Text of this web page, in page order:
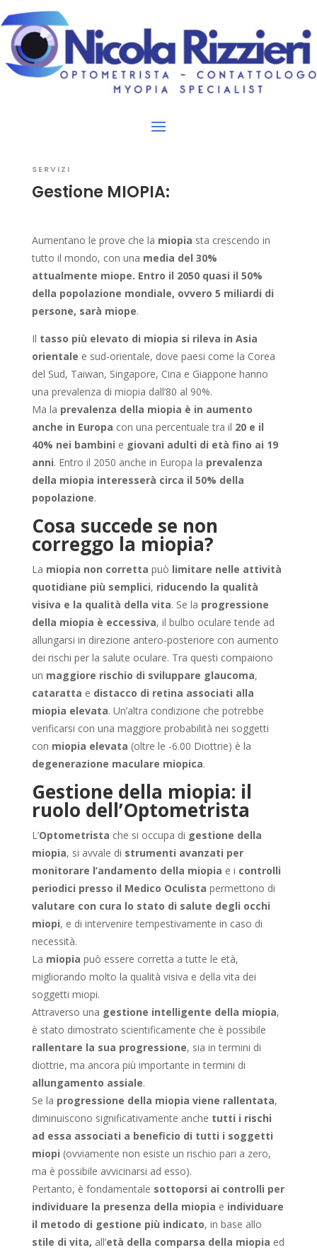
SERVIZI
Gestione MIOPIA:
Aumentano le prove che la miopia sta crescendo in
tutto il mondo, con una media del 30%
attualmente miope. Entro il 2050 quasi il 50%
della popolazione mondiale, ovvero 5 miliardi di
persone, sarà miope.
Il tasso più elevato di miopia si rileva in Asia
orientale e sud-orientale, dove paesi come la Corea
del Sud, Taiwan, Singapore, Cina e Giappone hanno
una prevalenza di miopia dall’80 al 90%.
Ma la prevalenza della miopia è in aumento
anche in Europa con una percentuale tra il 20 e il
40% nei bambini e giovani adulti di età fino ai 19
anni. Entro il 2050 anche in Europa la prevalenza
della miopia interesserà circa il 50% della
popolazione.
Cosa succede se non
correggo la miopia?
La miopia non corretta può limitare nelle attività
quotidiane più semplici, riducendo la qualità
visiva e la qualità della vita. Se la progressione
della miopia è eccessiva, il bulbo oculare tende ad
allungarsi in direzione antero-posteriore con aumento
dei rischi per la salute oculare. Tra questi compaiono
un maggiore rischio di sviluppare glaucoma,
cataratta e distacco di retina associati alla
miopia elevata. Un’altra condizione che potrebbe
verificarsi con una maggiore probabilità nei soggetti
con miopia elevata (oltre le -6.00 Diottrie) è la
degenerazione maculare miopica.
Gestione della miopia: il
ruolo dell’Optometrista
L’Optometrista che si occupa di gestione della
miopia, si avvale di strumenti avanzati per
monitorare l’andamento della miopia e i controlli
periodici presso il Medico Oculista permettono di
valutare con cura lo stato di salute degli occhi
miopi, e di intervenire tempestivamente in caso di
necessità.
La miopia può essere corretta a tutte le età,
migliorando molto la qualità visiva e della vita dei
soggetti miopi.
Attraverso una gestione intelligente della miopia,
è stato dimostrato scientificamente che è possibile
rallentare la sua progressione, sia in termini di
diottrie, ma ancora più importante in termini di
allungamento assiale.
Se la progressione della miopia viene rallentata,
diminuiscono significativamente anche tutti i rischi
ad essa associati a beneficio di tutti i soggetti
miopi (ovviamente non esiste un rischio pari a zero,
ma è possibile avvicinarsi ad esso).
Pertanto, è fondamentale sottoporsi ai controlli per
individuare la presenza della miopia e individuare
il metodo di gestione più indicato, in base allo
stile di vita, all’età della comparsa della miopia ed